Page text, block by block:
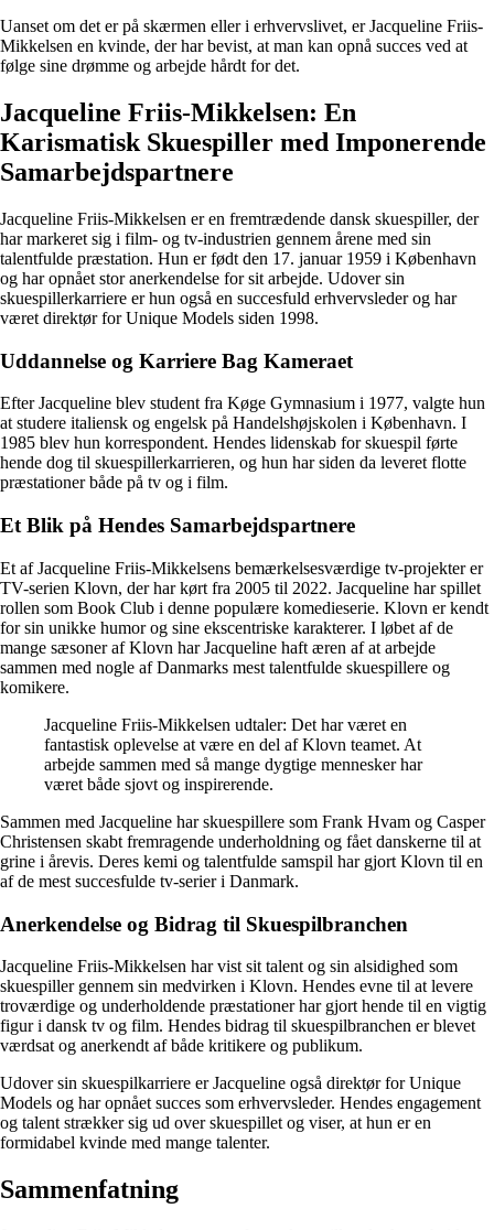
Uanset om det er på skærmen eller i erhvervslivet, er Jacqueline Friis-
Mikkelsen en kvinde, der har bevist, at man kan opnå succes ved at
følge sine drømme og arbejde hårdt for det.
Jacqueline Friis-Mikkelsen: En
Karismatisk Skuespiller med Imponerende
Samarbejdspartnere
Jacqueline Friis-Mikkelsen er en fremtrædende dansk skuespiller, der
har markeret sig i film- og tv-industrien gennem årene med sin
talentfulde præstation. Hun er født den 17. januar 1959 i København
og har opnået stor anerkendelse for sit arbejde. Udover sin
skuespillerkarriere er hun også en succesfuld erhvervsleder og har
været direktør for Unique Models siden 1998.
Uddannelse og Karriere Bag Kameraet
Efter Jacqueline blev student fra Køge Gymnasium i 1977, valgte hun
at studere italiensk og engelsk på Handelshøjskolen i København. I
1985 blev hun korrespondent. Hendes lidenskab for skuespil førte
hende dog til skuespillerkarrieren, og hun har siden da leveret flotte
præstationer både på tv og i film.
Et Blik på Hendes Samarbejdspartnere
Et af Jacqueline Friis-Mikkelsens bemærkelsesværdige tv-projekter er
TV-serien Klovn, der har kørt fra 2005 til 2022. Jacqueline har spillet
rollen som Book Club i denne populære komedieserie. Klovn er kendt
for sin unikke humor og sine ekscentriske karakterer. I løbet af de
mange sæsoner af Klovn har Jacqueline haft æren af at arbejde
sammen med nogle af Danmarks mest talentfulde skuespillere og
komikere.
Jacqueline Friis-Mikkelsen udtaler: Det har været en
fantastisk oplevelse at være en del af Klovn teamet. At
arbejde sammen med så mange dygtige mennesker har
været både sjovt og inspirerende.
Sammen med Jacqueline har skuespillere som Frank Hvam og Casper
Christensen skabt fremragende underholdning og fået danskerne til at
grine i årevis. Deres kemi og talentfulde samspil har gjort Klovn til en
af de mest succesfulde tv-serier i Danmark.
Anerkendelse og Bidrag til Skuespilbranchen
Jacqueline Friis-Mikkelsen har vist sit talent og sin alsidighed som
skuespiller gennem sin medvirken i Klovn. Hendes evne til at levere
troværdige og underholdende præstationer har gjort hende til en vigtig
figur i dansk tv og film. Hendes bidrag til skuespilbranchen er blevet
værdsat og anerkendt af både kritikere og publikum.
Udover sin skuespilkarriere er Jacqueline også direktør for Unique
Models og har opnået succes som erhvervsleder. Hendes engagement
og talent strækker sig ud over skuespillet og viser, at hun er en
formidabel kvinde med mange talenter.
Sammenfatning